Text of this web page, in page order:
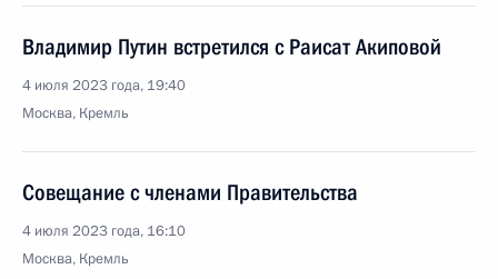
Владимир Путин встретился с Раисат Акиповой
4 июля 2023 года, 19:40
Москва, Кремль
Совещание с членами Правительства
4 июля 2023 года, 16:10
Москва, Кремль